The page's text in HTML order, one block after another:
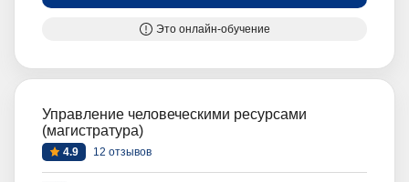
Это онлайн-обучение
Управление человеческими ресурсами
(магистратура)
4.9 12 отзывов